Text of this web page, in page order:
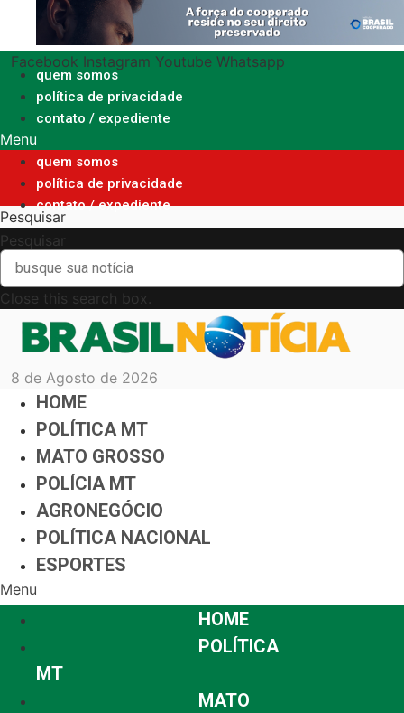
o
conteúdo
Facebook Instagram Youtube Whatsapp
quem somos
política de privacidade
contato / expediente
Menu
quem somos
política de privacidade
contato / expediente
Pesquisar
Pesquisar
Close this search box.
8 de Agosto de 2026
HOME
POLÍTICA MT
MATO GROSSO
POLÍCIA MT
AGRONEGÓCIO
POLÍTICA NACIONAL
ESPORTES
Menu
HOME
POLÍTICA
MT
MATO